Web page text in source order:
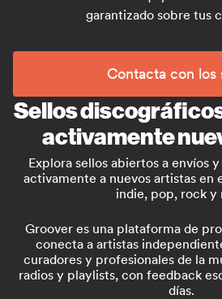
garantizado sobre tus
Contacta con los
Sellos
activamente
Explora sellos abiertos a envíos
activamente a nuevos artistas
indie, pop, rock y
Groover es una plataforma de
conecta a artistas
curadores y profesionales de la
radios y playlists, con feedback
días.